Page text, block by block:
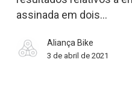
de
2020-
assinada em dois…
Aliança Bike
3 de abril de 2021